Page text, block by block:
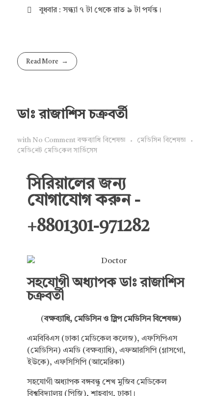
বুধবার : সন্ধ্যা ৭ টা থেকে রাত ৯ টা পর্যন্ত।
Read More
ডাঃ রাজাশিস চক্রবর্তী
with No Comment বক্ষব্যাধি বিশেষজ্ঞ
মেডিসিন বিশেষজ্ঞ
মে‌ডি‌নেট মে‌ডি‌কেল সা‌র্ভিসেস
সিরিয়ালের জন্য
যোগাযোগ করুন -
+8801301-971282
সহযোগী অধ্যাপক ডাঃ রাজাশিস
চক্রবর্তী
(বক্ষব্যাধি, মেডিসিন ও স্লিপ মেডিসিন বিশেষজ্ঞ)
এমবিবিএস (ঢাকা মেডিকেল কলেজ), এফসিপিএস
(মেডিসিন) এমডি (বক্ষব্যাধি), এফআরসিপি (গ্লাসগো,
ইউকে), এফসিসিপি (আমেরিকা)
সহযোগী অধ্যাপক বঙ্গবন্ধু শেখ মুজিব মেডিকেল
বিশ্ববিদ্যালয় (পিজি), শাহবাগ, ঢাকা।